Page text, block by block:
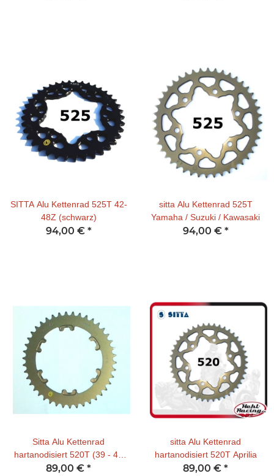
SITTA Alu Kettenrad 525T 42-
48Z (schwarz)
94,00 € *
sitta Alu Kettenrad 525T
Yamaha / Suzuki / Kawasaki
94,00 € *
Sitta Alu Kettenrad
hartanodisiert 520T (39 - 43
Z) Ducati 1199 /1299 / V4
89,00 € *
sitta Alu Kettenrad
hartanodisiert 520T Aprilia
89,00 € *